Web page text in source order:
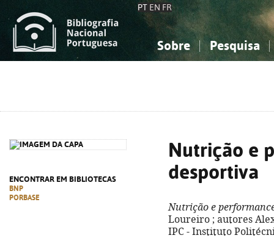
PT EN FR
Sobre Pesquisa
ENCONTRAR EM BIBLIOTECAS
BNP
PORBASE
Nutrição e
desportiva
Nutrição e
Loureiro ; autores
IPC - Instituto